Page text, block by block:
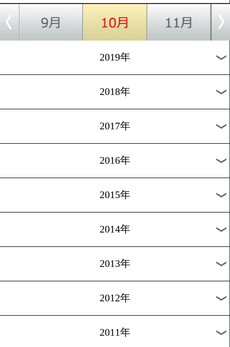
過去のニュース
2026年
2025年
2024年
2023年
2022年
2020年